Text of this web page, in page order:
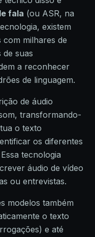
fala (ou ASR, na
existem
com milhares de
de suas
a reconhecer
de linguagem.
de áudio
transformando-
o texto
os diferentes
tecnologia
áudio de vídeo
ou entrevistas.
modelos também
o texto
e até